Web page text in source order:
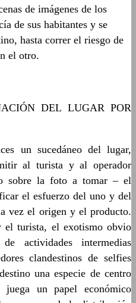
de imágenes de los
de sus habitantes y se
hasta correr el riesgo de
el otro.
DEL LUGAR POR
un sucedáneo del lugar,
al turista y al operador
sobre la foto a tomar – el
el esfuerzo del uno y del
vez el origen y el producto.
el turista, el exotismo obvio
actividades intermedias
clandestinos de selfies
una especie de centro
un papel económico